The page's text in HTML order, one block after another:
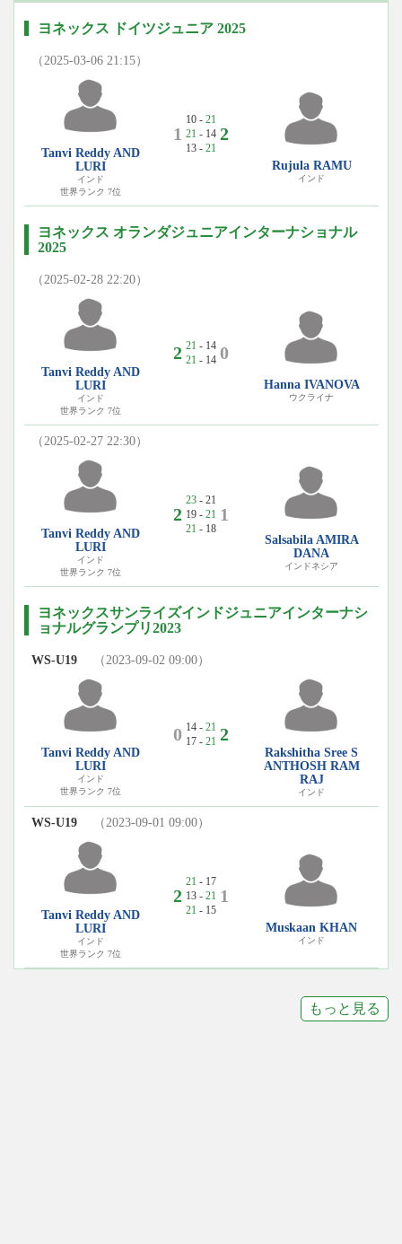
ヨネックス ドイツジュニア 2025
（2025-03-06 21:15）
Tanvi Reddy AND
LURI
インド
世界ランク 7位
1
10 - 21
21 - 14
13 - 21
2
Rujula RAMU
インド
ヨネックス オランダジュニアインターナショナル
2025
（2025-02-28 22:20）
Tanvi Reddy AND
LURI
インド
世界ランク 7位
2 21 - 14
21 - 14 0
Hanna IVANOVA
ウクライナ
（2025-02-27 22:30）
Tanvi Reddy AND
LURI
インド
世界ランク 7位
2
23- 21
19 - 21
21 - 18
1
Salsabila AMIRA
DANA
インドネシア
ヨネックスサンライズインドジュニアインターナシ
ョナルグランプリ2023
WS-U19 （2023-09-02 09:00）
Tanvi Reddy AND
LURI
インド
世界ランク 7位
0 14 - 21
17 - 21 2
Rakshitha Sree S
ANTHOSH RAM
RAJ
インド
WS-U19 （2023-09-01 09:00）
Tanvi Reddy AND
LURI
インド
世界ランク 7位
2
21 - 17
13 - 21
21 - 15
1
Muskaan KHAN
インド
もっと見る